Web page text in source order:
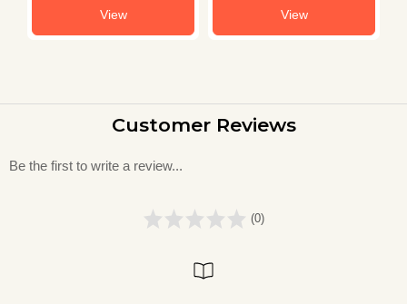
View View
Customer Reviews
Be the first to write a review...
(0)